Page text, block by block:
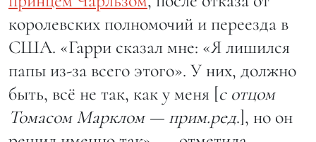
королевских полномочий и переезда в
США. «Гарри сказал мне: «Я лишился
папы из-за всего этого». У них, должно
быть, всё не так, как у меня [с отцом
Томасом Марклом — прим.ред.], но он